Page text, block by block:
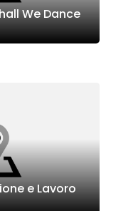
We Dance
e Lavoro